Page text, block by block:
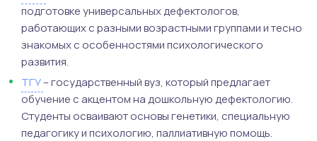
подготовке универсальных дефектологов,
работающих с разными возрастными группами и тесно
знакомых с особенностями психологического
развития.
ТГУ– государственный вуз, который предлагает
обучение с акцентом на дошкольную дефектологию.
Студенты осваивают основы генетики, специальную
педагогику и психологию, паллиативную помощь.